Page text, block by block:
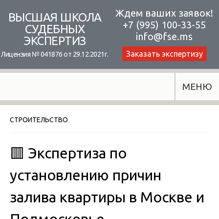
content
ВЫСШАЯ ШКОЛА
СУДЕБНЫХ
ЭКСПЕРТИЗ
Лицензия № 041876 от 29.12.2021г.
Ждем ваших заявок!
+7 (995) 100-33-55
info@fse.ms
Заказать экспертизу
МЕНЮ
СТРОИТЕЛЬСТВО
🟥 Экспертиза по
установлению причин
залива квартиры в Москве и